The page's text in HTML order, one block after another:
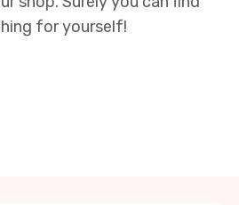
for yourself!